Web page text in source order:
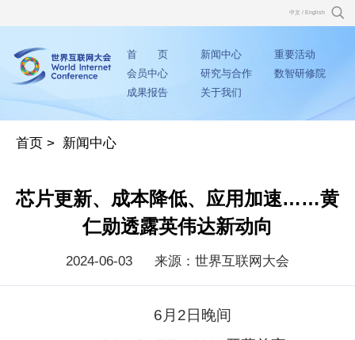
中文 / English
首 页 新闻中心
重要活动
会员中心
研究与合作
数智研修院
成果报告
关于我们
首页 > 新闻中心
芯片更新、成本降低、应用加速……黄
仁勋透露英伟达新动向
2024-06-03 来源：世界互联网大会
6月2日晚间